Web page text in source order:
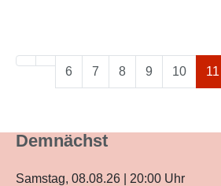
Demnächst
Samstag, 08.08.26 20:00 Uhr
6 7 8 9 10 11